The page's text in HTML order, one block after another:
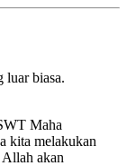
luar biasa.
Maha
kita melakukan
Allah akan